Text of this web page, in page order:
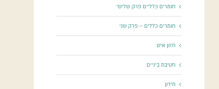
חומרים כלליים פרק שלישי
חומרים כללים – פרק שני
חזון איש
חטיבת ביניים
חידון